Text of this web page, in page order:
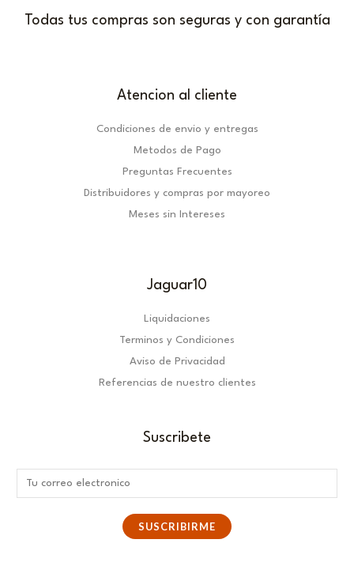
Todas tus compras son seguras y con garantía
Atencion al cliente
Condiciones de envio y entregas
Metodos de Pago
Preguntas Frecuentes
Distribuidores y compras por mayoreo
Meses sin Intereses
Jaguar10
Liquidaciones
Terminos y Condiciones
Aviso de Privacidad
Referencias de nuestro clientes
Suscribete
m
SUSCRIBIRME